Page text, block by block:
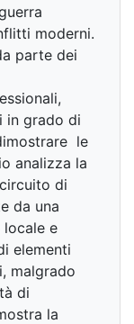
moderni.
parte dei
in grado di
le
analizza la
di
da una
locale e
elementi
malgrado
di
la